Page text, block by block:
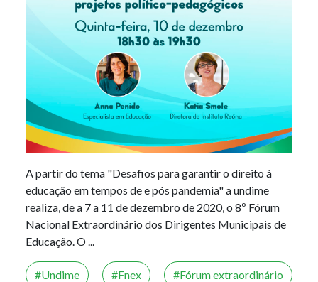
A partir do tema "Desafios para garantir o direito à
educação em tempos de e pós pandemia" a undime
realiza, de a 7 a 11 de dezembro de 2020, o 8º Fórum
Nacional Extraordinário dos Dirigentes Municipais de
Educação. O ...
Undime Fnex Fórum extraordinário